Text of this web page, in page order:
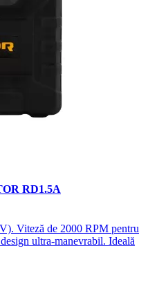
RD1.5A
Viteză de 2000 RPM pentru
ultra-manevrabil. Ideală